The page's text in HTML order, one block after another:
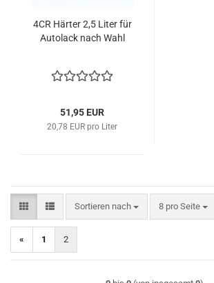
4CR Härter 2,5 Liter für
Autolack nach Wahl
51,95 EUR
20,78 EUR pro Liter
Sortieren nach
Sortieren nach 8 pro Seite
pro Seite
« 1 2